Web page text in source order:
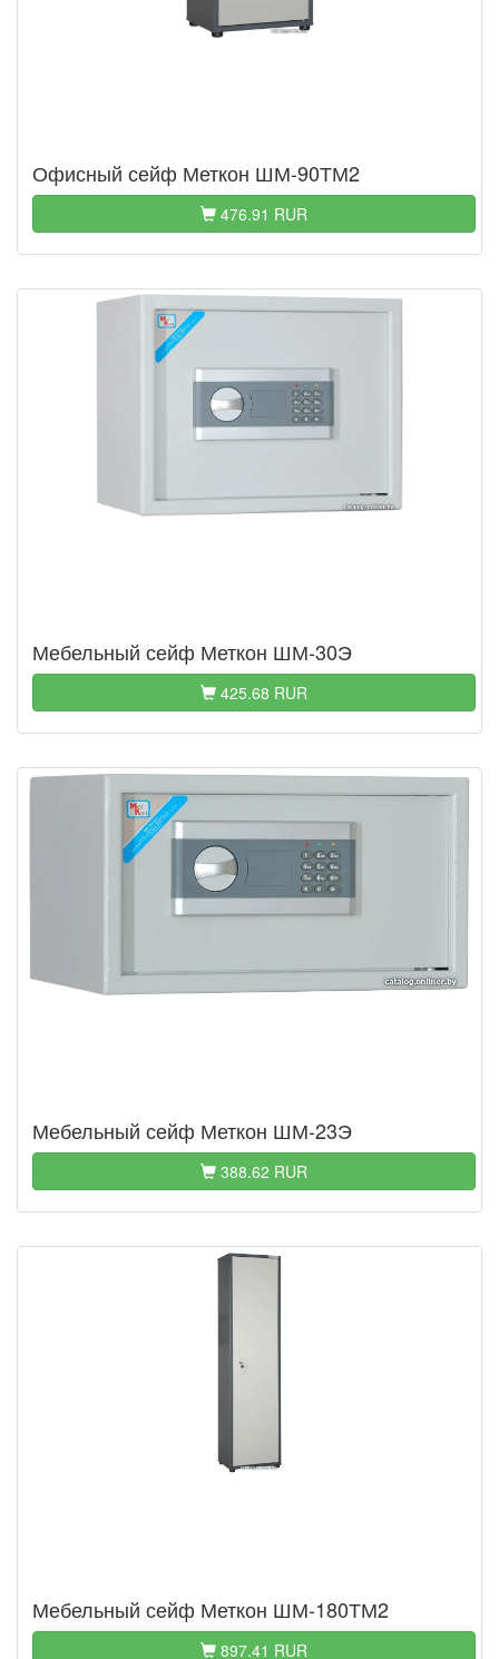
Офисный сейф Меткон ШМ-90ТМ2
476.91 RUR
Мебельный сейф Меткон ШМ-30Э
425.68 RUR
Мебельный сейф Меткон ШМ-23Э
388.62 RUR
Мебельный сейф Меткон ШМ-180ТМ2
897.41 RUR